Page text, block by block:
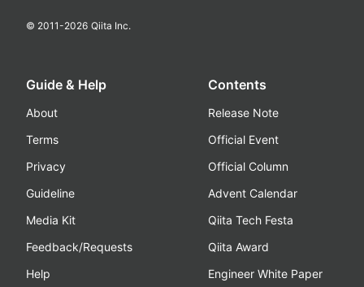
© 2011-2026 Qiita Inc.
Guide & Help
About
Terms
Privacy
Guideline
Media Kit
Feedback/Requests
Help
Contents
Release Note
Official Event
Official Column
Advent Calendar
Qiita Tech Festa
Qiita Award
Engineer White Paper